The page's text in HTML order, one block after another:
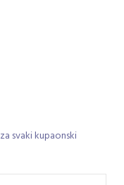
svaki kupaonski